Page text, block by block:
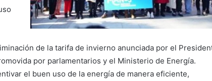
de la tarifa de invierno anunciada por el
por parlamentarios y el Ministerio de Energía.
el buen uso de la energía de manera eficiente,